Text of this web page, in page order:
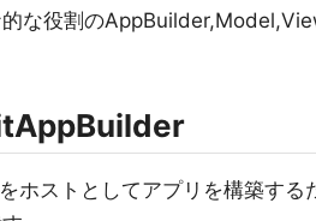
な役割の
ホストとしてアプリを構築する